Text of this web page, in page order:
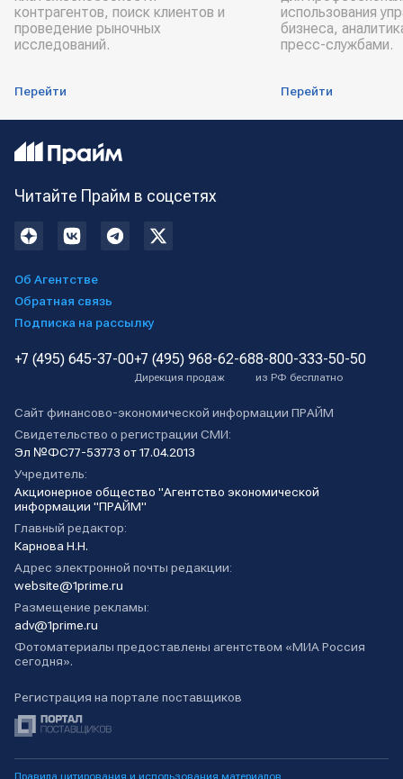
контрагентов, поиск клиентов и
проведение рыночных
исследований.
Перейти
использования
бизнеса,
пресс-службами.
Перейти
Читайте Прайм в соцсетях
Об Агентстве
Обратная связь
Подписка на рассылку
+7 (495) 645-37-00+7 (495) 968-62-68
Дирекция продаж
8-800-333-50-50
из РФ бесплатно
Сайт финансово-экономической информации ПРАЙМ
Свидетельство о регистрации СМИ:
Эл №ФС77-53773 от 17.04.2013
Учредитель:
Акционерное общество "Агентство экономической
информации "ПРАЙМ"
Главный редактор:
Карнова Н.Н.
Адрес электронной почты редакции:
website@1prime.ru
Размещение рекламы:
adv@1prime.ru
Фотоматериалы предоставлены агентством «МИА Россия
сегодня».
Регистрация на портале поставщиков